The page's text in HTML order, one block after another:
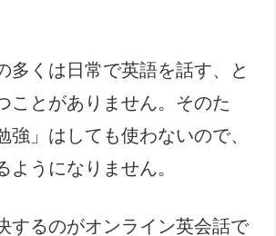
多くは日常で英語を話す、と
ことがありません。そのた
強」はしても使わないので、
ようになりません。
するのがオンライン英会話で